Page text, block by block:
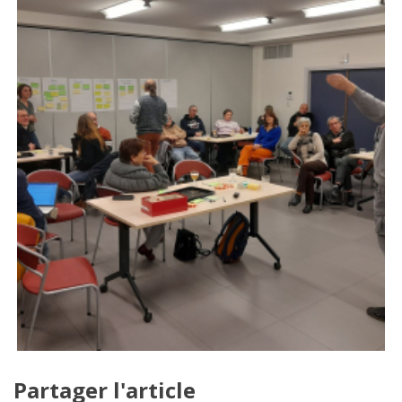
Partager l'article